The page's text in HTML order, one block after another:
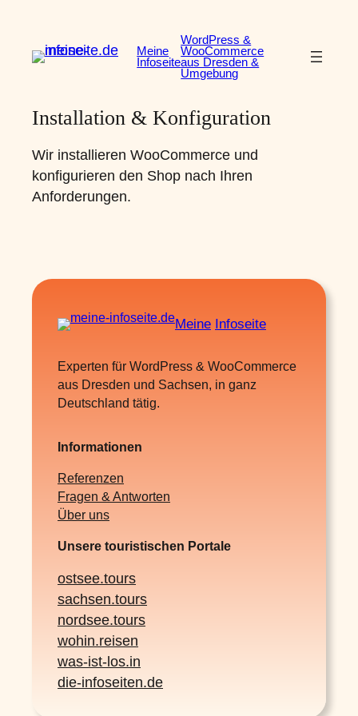
springen
Meine
Infoseite
WordPress &
WooCommerce
aus Dresden &
Umgebung
Installation & Konfiguration
Wir installieren WooCommerce und
konfigurieren den Shop nach Ihren
Anforderungen.
Meine Infoseite
Experten für WordPress & WooCommerce
aus Dresden und Sachsen, in ganz
Deutschland tätig.
Informationen
Referenzen
Fragen & Antworten
Über uns
Unsere touristischen Portale
ostsee.tours
sachsen.tours
nordsee.tours
wohin.reisen
was-ist-los.in
die-infoseiten.de